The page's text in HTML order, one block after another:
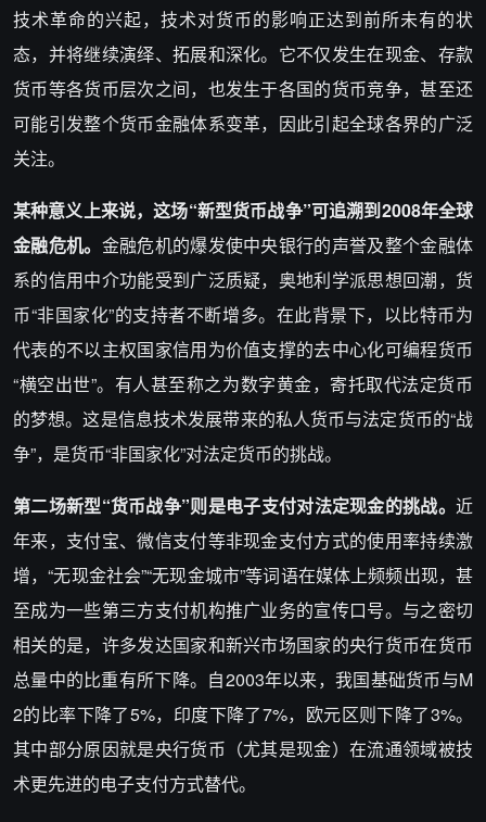
技术革命的兴起，技术对货币的影响正达到前所未有的状
态，并将继续演绎、拓展和深化。它不仅发生在现金、存款
货币等各货币层次之间，也发生于各国的货币竞争，甚至还
可能引发整个货币金融体系变革，因此引起全球各界的广泛
关注。
某种意义上来说，这场“新型货币战争”可追溯到2008年全球
金融危机。 金融危机的爆发使中央银行的声誉及整个金融体
系的信用中介功能受到广泛质疑，奥地利学派思想回潮，货
币“非国家化”的支持者不断增多。在此背景下，以比特币为
代表的不以主权国家信用为价值支撑的去中心化可编程货币
“横空出世”。有人甚至称之为数字黄金，寄托取代法定货币
的梦想。这是信息技术发展带来的私人货币与法定货币的“战
争”，是货币“非国家化”对法定货币的挑战。
第二场新型“货币战争”则是电子支付对法定现金的挑战。 近
年来，支付宝、微信支付等非现金支付方式的使用率持续激
增，“无现金社会”“无现金城市”等词语在媒体上频频出现，甚
至成为一些第三方支付机构推广业务的宣传口号。与之密切
相关的是，许多发达国家和新兴市场国家的央行货币在货币
总量中的比重有所下降。自2003年以来，我国基础货币与M
2的比率下降了5%，印度下降了7%，欧元区则下降了3%。
其中部分原因就是央行货币（尤其是现金）在流通领域被技
术更先进的电子支付方式替代。